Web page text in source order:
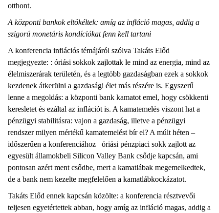
otthont.
A központi bankok eltökéltek: amíg az infláció magas, addig a
szigorú monetáris kondíciókat fenn kell tartani
A konferencia inflációs témájáról szólva Takáts Előd
megjegyezte: : óriási sokkok zajlottak le mind az energia, mind az
élelmiszerárak területén, és a legtöbb gazdaságban ezek a sokkok
kezdenek átkerülni a gazdasági élet más részére is. Egyszerű
lenne a megoldás: a központi bank kamatot emel, hogy csökkenti
keresletet és ezáltal az inflációt is. A kamatemelés viszont hat a
pénzügyi stabilitásra: vajon a gazdaság, illetve a pénzügyi
rendszer milyen mértékű kamatemelést bír el? A múlt héten –
időszerűen a konferenciához –óriási pénzpiaci sokk zajlott az
egyesült államokbeli Silicon Valley Bank csődje kapcsán, ami
pontosan azért ment csődbe, mert a kamatlábak megemelkedtek,
de a bank nem kezelte megfelelően a kamatlábkockázatot.
Takáts Előd ennek kapcsán közölte: a konferencia résztvevői
teljesen egyetértettek abban, hogy amíg az infláció magas, addig a